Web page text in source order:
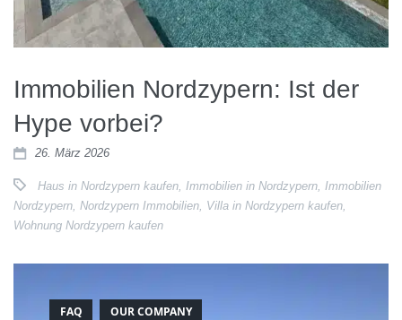
Immobilien Nordzypern: Ist der
Hype vorbei?
26. März 2026
Haus in Nordzypern kaufen Immobilien in Nordzypern Immobilien
Nordzypern Nordzypern Immobilien Villa in Nordzypern kaufen
Wohnung Nordzypern kaufen
FAQ OUR COMPANY